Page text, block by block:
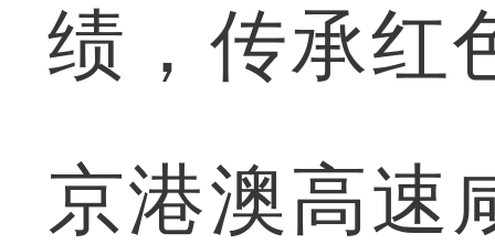
绩，传承红
京港澳高速